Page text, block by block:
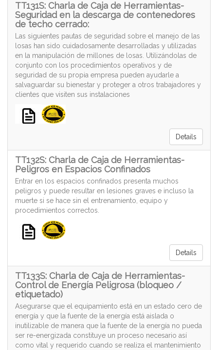
TT131S: Charla de Caja de Herramientas-
Seguridad en la descarga de contenedores
de techo cerrado:
Las siguientes pautas de seguridad sobre el manejo de las
losas han sido cuidadosamente desarrolladas y utilizadas
en la manipulación de millones de losas. Utilizándolas de
conjunto con los procedimientos operativos y de
seguridad de su propia empresa pueden ayudarle a
salvaguardar su bienestar y proteger a otros trabajadores y
clientes que visiten sus instalaciones
Details
TT132S: Charla de Caja de Herramientas-
Peligros en Espacios Confinados
Entrar en los espacios confinados presenta muchos
peligros y puede resultar en lesiones graves e incluso la
muerte si se hace sin el entrenamiento, equipo y
procedimientos correctos.
Details
TT133S: Charla de Caja de Herramientas-
Control de Energía Peligrosa (bloqueo /
etiquetado)
Asegurarse que el equipamiento está en un estado cero de
energía y que la fuente de la energía está aislada o
inutilizable de manera que la fuente de la energía no pueda
ser re-energizada constituye un proceso necesario así
como vital y requerido cuando se realiza el mantenimiento